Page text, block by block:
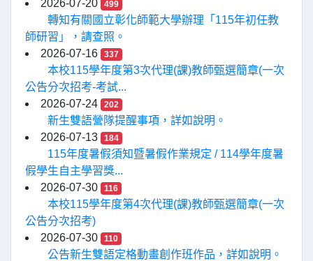
2026-07-20
499
轉知有關國立彰化師範大學辦理「115年初任教
師研習」，請查照。
2026-07-16
337
本校115學年度第3次代理(課)教師甄選簡章(一次
公告分次招考-考試...
2026-07-24
202
新生雙語營隊提醒事項，詳如說明。
2026-07-13
184
115年度暑假須知暨暑假作業規定 / 114學年度暑
假學生自主學習獎...
2026-07-30
116
本校115學年度第4次代理(課)教師甄選簡章(一次
公告分次招考)
2026-07-30
110
公告新生雙語定格動畫創作班作品，詳如說明。